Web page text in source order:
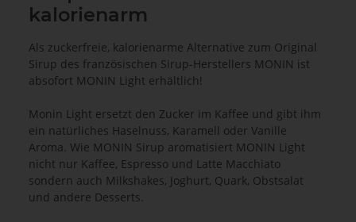
kalorienarm
Als zuckerfreie, kalorienarme Alternative zum Original
Sirup des französischen Sirup-Herstellers MONIN ist
absofort MONIN Light erhältlich!
Monin Light ersetzt den Zucker im Kaffee und gibt ihm
ein natürliches Haselnuss, Karamell oder Vanille
Aroma. Wie MONIN Sirup aromatisiert MONIN Light
nicht nur Kaffee, Espresso und Latte Macchiato
sondern auch Milkshakes, Joghurt, Quark, Obstsalat
und andere Desserts.